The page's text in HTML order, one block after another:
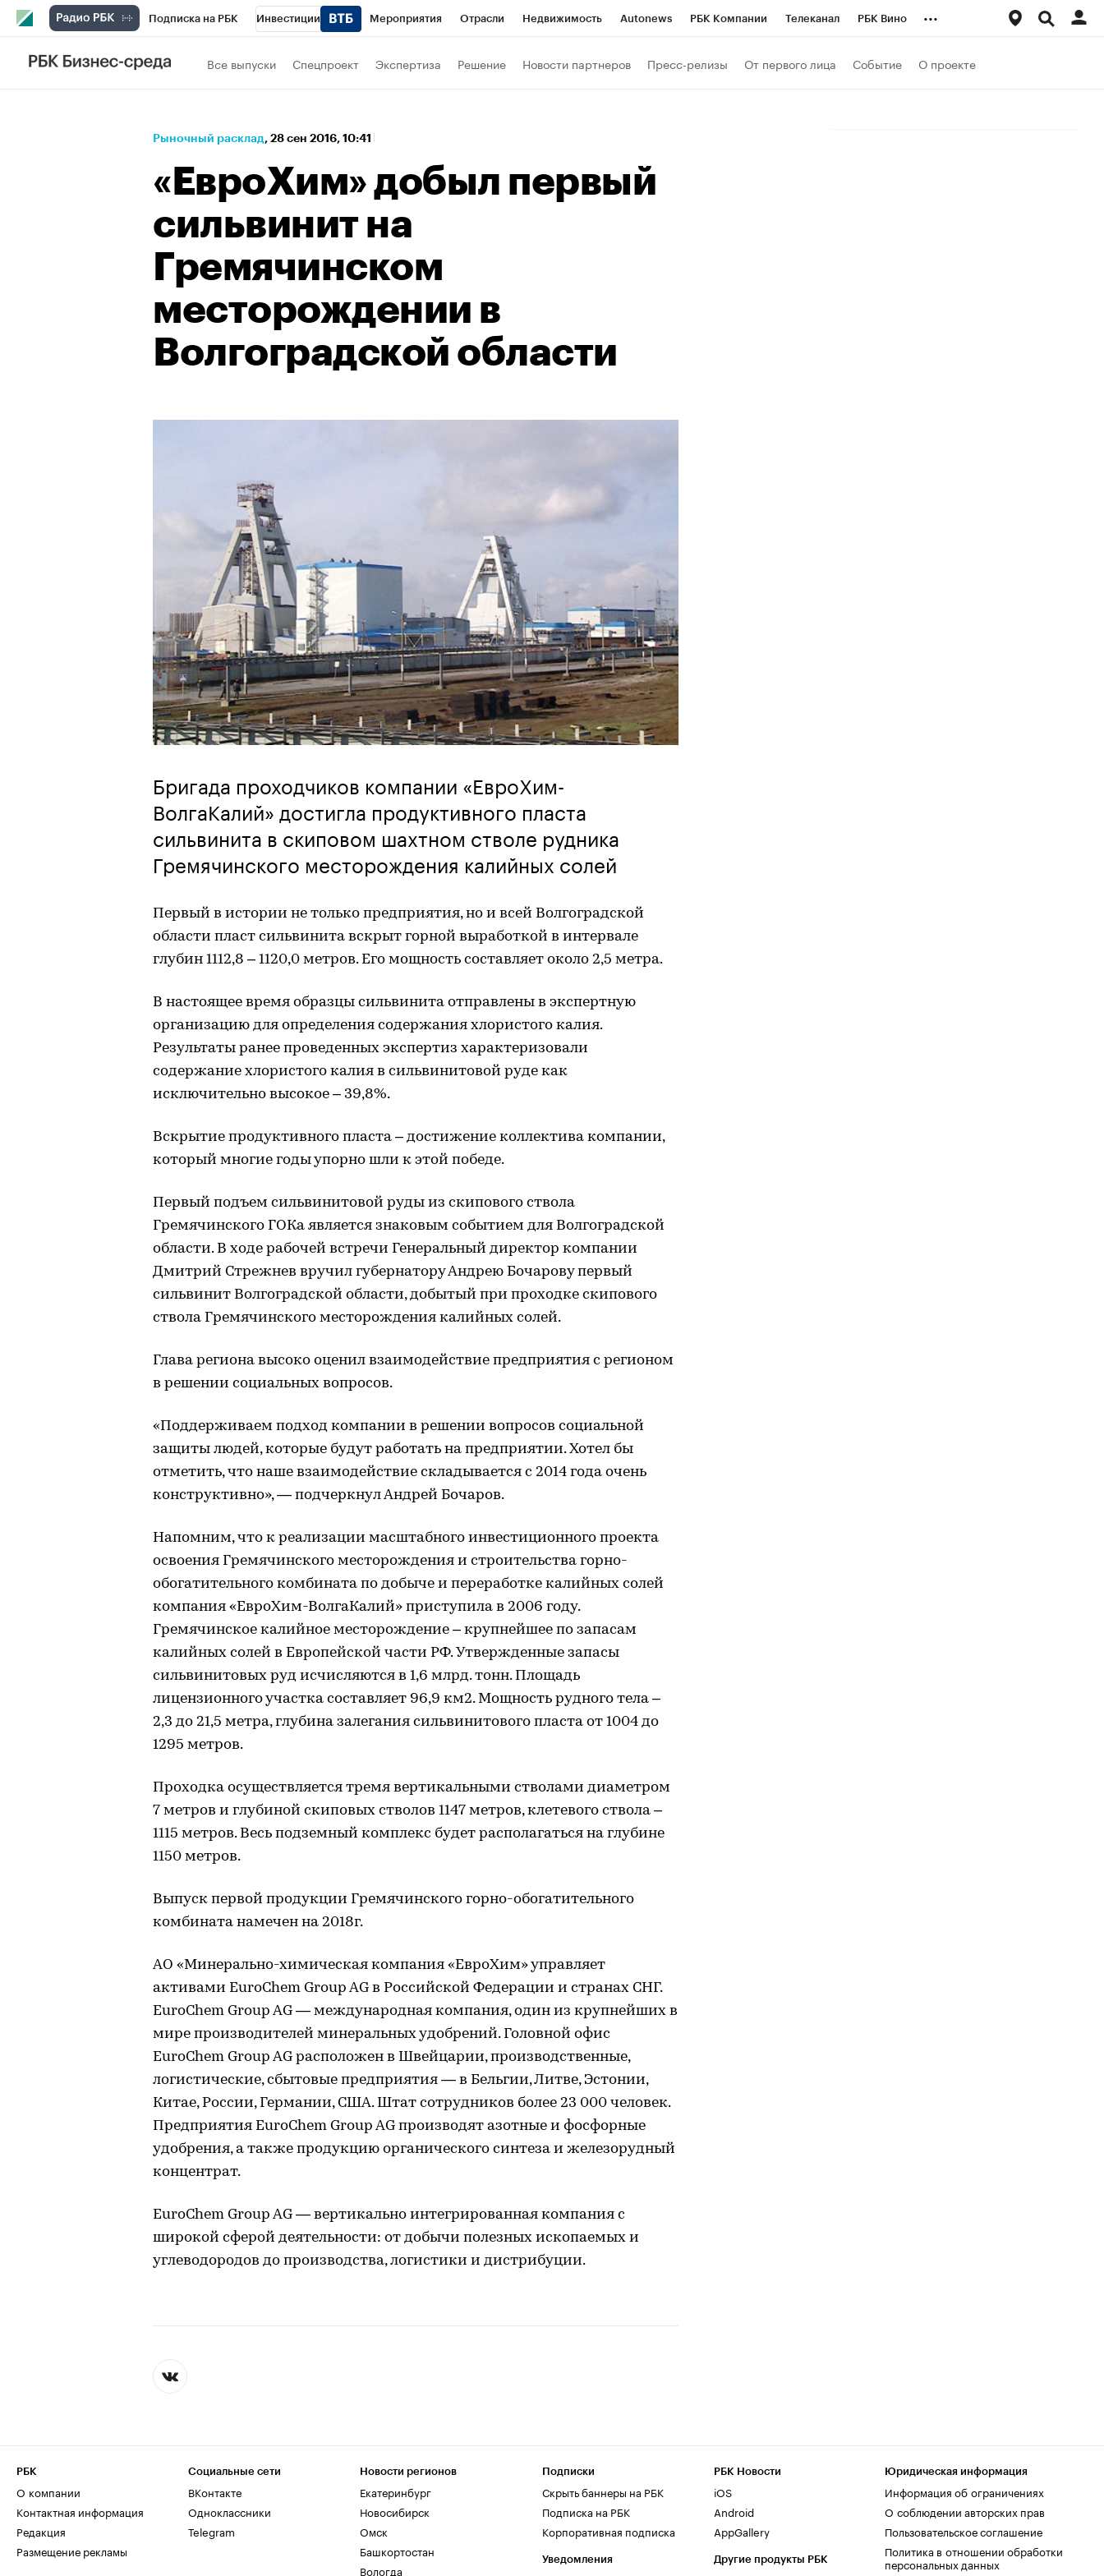
Подписка на РБК Инвестиции Мероприятия Отрасли Недвижимость Autonews РБК Компании Телеканал РБК Вино
Спорт
Технологии и медиа Финансы Рынок наличной валюты
...
Все выпуски Спецпроект Экспертиза Решение Новости партнеров Пресс-релизы От первого лица Событие О проекте
Рыночный расклад⁠, 28 сен 2016, 10:41
«ЕвроХим» добыл первый
сильвинит на
Гремячинском
месторождении в
Волгоградской области
Бригада проходчиков компании «ЕвроХим-
ВолгаКалий» достигла продуктивного пласта
сильвинита в скиповом шахтном стволе рудника
Гремячинского месторождения калийных солей
Первый в истории не только предприятия, но и всей Волгоградской
области пласт сильвинита вскрыт горной выработкой в интервале
глубин 1112,8 – 1120,0 метров. Его мощность составляет около 2,5 метра.
В настоящее время образцы сильвинита отправлены в экспертную
организацию для определения содержания хлористого калия.
Результаты ранее проведенных экспертиз характеризовали
содержание хлористого калия в сильвинитовой руде как
исключительно высокое – 39,8%.
Вскрытие продуктивного пласта – достижение коллектива компании,
который многие годы упорно шли к этой победе.
Первый подъем сильвинитовой руды из скипового ствола
Гремячинского ГОКа является знаковым событием для Волгоградской
области. В ходе рабочей встречи Генеральный директор компании
Дмитрий Стрежнев вручил губернатору Андрею Бочарову первый
сильвинит Волгоградской области, добытый при проходке скипового
ствола Гремячинского месторождения калийных солей.
Глава региона высоко оценил взаимодействие предприятия с регионом
в решении социальных вопросов.
«Поддерживаем подход компании в решении вопросов социальной
защиты людей, которые будут работать на предприятии. Хотел бы
отметить, что наше взаимодействие складывается с 2014 года очень
конструктивно», — подчеркнул Андрей Бочаров.
Напомним, что к реализации масштабного инвестиционного проекта
освоения Гремячинского месторождения и строительства горно-
обогатительного комбината по добыче и переработке калийных солей
компания «ЕвроХим-ВолгаКалий» приступила в 2006 году.
Гремячинское калийное месторождение – крупнейшее по запасам
калийных солей в Европейской части РФ. Утвержденные запасы
сильвинитовых руд исчисляются в 1,6 млрд. тонн. Площадь
лицензионного участка составляет 96,9 км2. Мощность рудного тела –
2,3 до 21,5 метра, глубина залегания сильвинитового пласта от 1004 до
1295 метров.
Проходка осуществляется тремя вертикальными стволами диаметром
7 метров и глубиной скиповых стволов 1147 метров, клетевого ствола –
1115 метров. Весь подземный комплекс будет располагаться на глубине
1150 метров.
Выпуск первой продукции Гремячинского горно-обогатительного
комбината намечен на 2018г.
АО «Минерально-химическая компания «ЕвроХим» управляет
активами EuroChem Group AG в Российской Федерации и странах СНГ.
EuroChem Group AG — международная компания, один из крупнейших в
мире производителей минеральных удобрений. Головной офис
EuroChem Group AG расположен в Швейцарии, производственные,
логистические, сбытовые предприятия — в Бельгии, Литве, Эстонии,
Китае, России, Германии, США. Штат сотрудников более 23 000 человек.
Предприятия EuroChem Group AG производят азотные и фосфорные
удобрения, а также продукцию органического синтеза и железорудный
концентрат.
EuroChem Group AG — вертикально интегрированная компания с
широкой сферой деятельности: от добычи полезных ископаемых и
углеводородов до производства, логистики и дистрибуции.
РБК
О компании
Контактная информация
Редакция
Размещение рекламы
Социальные сети
ВКонтакте
Одноклассники
Telegram
Новости регионов
Екатеринбург
Новосибирск
Омск
Башкортостан
Вологда
Подписки
Скрыть баннеры на РБК
Подписка на РБК
Корпоративная подписка
Уведомления
РБК Новости
iOS
Android
AppGallery
Другие продукты РБК
Юридическая информация
Информация об ограничениях
О соблюдении авторских прав
Пользовательское соглашение
Политика в отношении обработки
персональных данных